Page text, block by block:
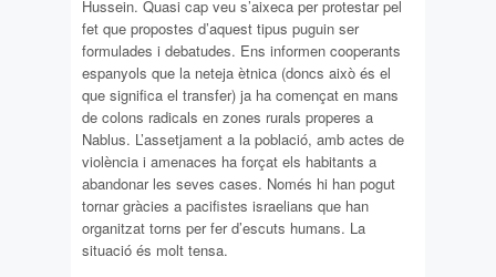
Hussein. Quasi cap veu s’aixeca per protestar pel
fet que propostes d’aquest tipus puguin ser
formulades i debatudes. Ens informen cooperants
espanyols que la neteja ètnica (doncs això és el
que significa el transfer) ja ha començat en mans
de colons radicals en zones rurals properes a
Nablus. L’assetjament a la població, amb actes de
violència i amenaces ha forçat els habitants a
abandonar les seves cases. Només hi han pogut
tornar gràcies a pacifistes israelians que han
organitzat torns per fer d’escuts humans. La
situació és molt tensa.